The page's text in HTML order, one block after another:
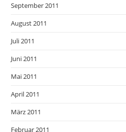
September 2011
August 2011
Juli 2011
Juni 2011
Mai 2011
April 2011
März 2011
Februar 2011